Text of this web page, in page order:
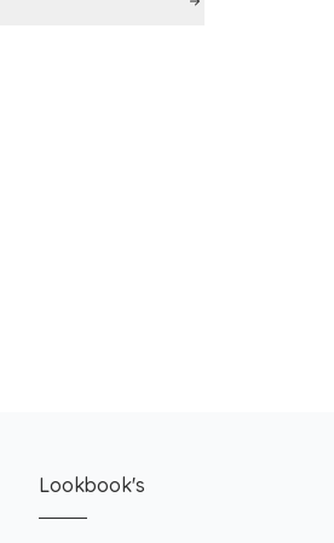
Lookbook's